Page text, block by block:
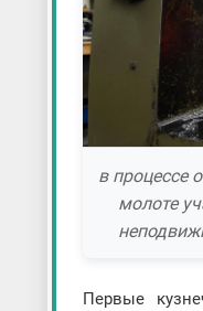
в процессе
молоте
Первые